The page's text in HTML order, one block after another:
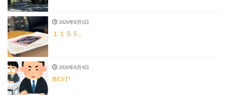
2026年8月5日
１１５５。
2026年8月4日
BEST!